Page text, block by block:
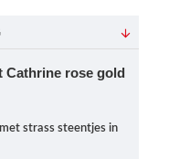
Cathrine rose gold
strass steentjes in